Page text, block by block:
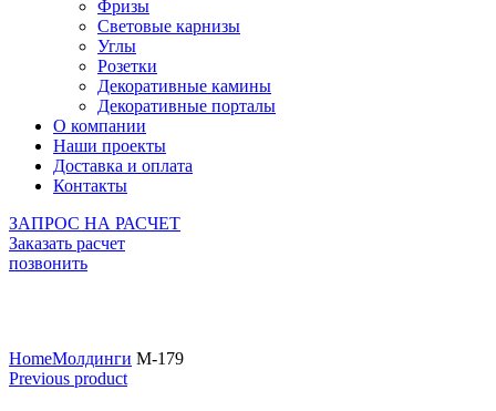
Фризы
Световые карнизы
Углы
Розетки
Декоративные камины
Декоративные порталы
О компании
Наши проекты
Доставка и оплата
Контакты
ЗАПРОС НА РАСЧЕТ
Заказать расчет
позвонить
HomeМолдинги М-179
Previous product